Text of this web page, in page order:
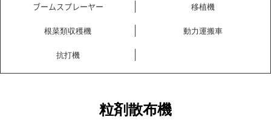
ブームスプレーヤー 移植機
根菜類収穫機 動力運搬車
抗打機
粒剤散布機